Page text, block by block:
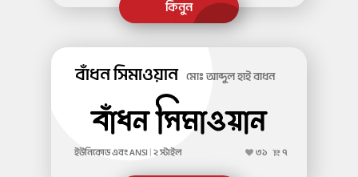
বাঁধন সিমাওয়ান মোঃ আব্দুল হাই বাধন
ইউনিকোড এবং ANSI ২ স্টাইল ৩১ ৭